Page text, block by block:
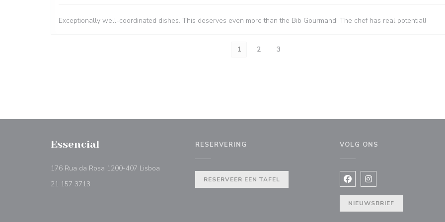
Exceptionally well-coordinated dishes. This deserves even more than the Bib Gourmand! The chef has real potential!
1 2 3
Essencial
176 Rua da Rosa 1200-407 Lisboa
21 157 3713
RESERVERING
RESERVEER EEN TAFEL
VOLG ONS
Facebook ((opent in een
Instagram ((opent in
NIEUWSBRIEF